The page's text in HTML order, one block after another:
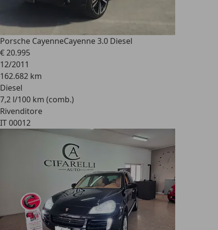
Porsche CayenneCayenne 3.0 Diesel
€ 20.995
12/2011
162.682 km
Diesel
7,2 l/100 km (comb.)
Rivenditore
IT 00012